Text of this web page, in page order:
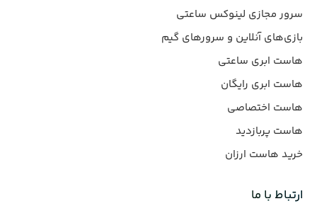
سرور مجازی لینوکس ساعتی
بازی‌های آنلاین و سرورهای گیم
هاست ابری ساعتی
هاست ابری رایگان
هاست اختصاصی
هاست پربازدید
خرید هاست ارزان
ارتباط با ما